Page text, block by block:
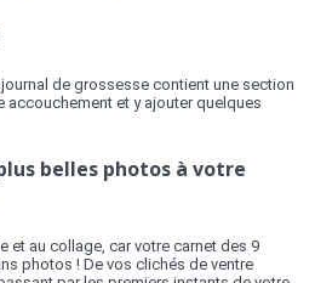
de grossesse contient une section
accouchement et y ajouter quelques
belles photos à votre
et au collage, car votre carnet des 9
photos ! De vos clichés de ventre